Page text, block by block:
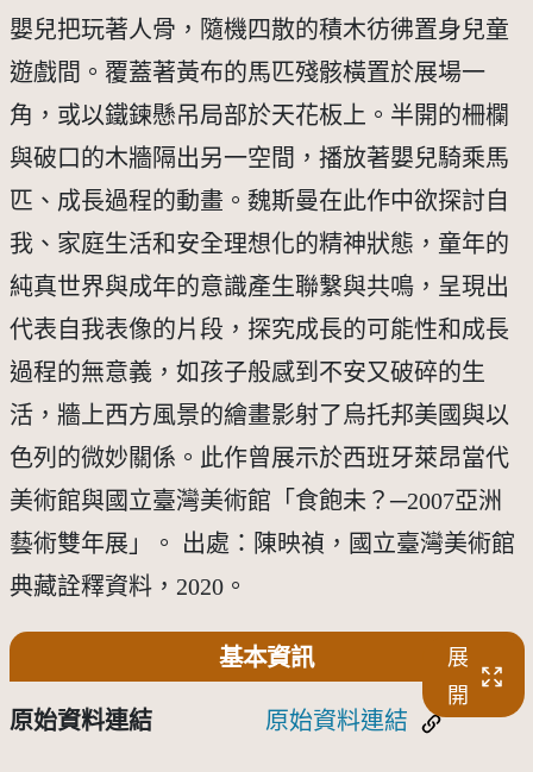
嬰兒把玩著人骨，隨機四散的積木彷彿置身兒童
遊戲間。覆蓋著黃布的馬匹殘骸橫置於展場一
角，或以鐵鍊懸吊局部於天花板上。半開的柵欄
與破口的木牆隔出另一空間，播放著嬰兒騎乘馬
匹、成長過程的動畫。魏斯曼在此作中欲探討自
我、家庭生活和安全理想化的精神狀態，童年的
純真世界與成年的意識產生聯繫與共鳴，呈現出
代表自我表像的片段，探究成長的可能性和成長
過程的無意義，如孩子般感到不安又破碎的生
活，牆上西方風景的繪畫影射了烏托邦美國與以
色列的微妙關係。此作曾展示於西班牙萊昂當代
美術館與國立臺灣美術館「食飽未？─2007亞洲
藝術雙年展」。 出處：陳映禎，國立臺灣美術館
典藏詮釋資料，2020。
基本資訊
展
開
原始資料連結 原始資料連結